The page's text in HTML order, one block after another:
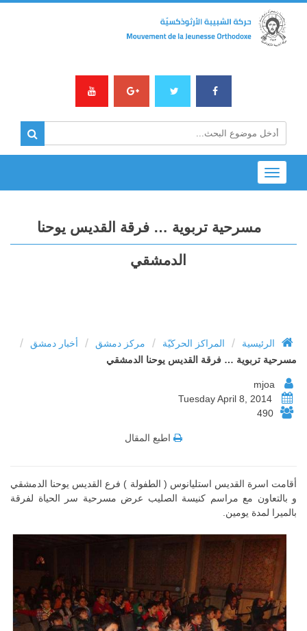
Toggle
navigation
مسرحية تربوية … فرقة القديس يوحنا
الدمشقي‏
الرئيسية / المراكز الحركيّة / مركز دمشق / أخبار دمشق /
مسرحية تربوية … فرقة القديس يوحنا الدمشقي‏
490
اطبع المقال
أقامت اسرة القديس استليانوس ( الطفولة ) فرع القديس يوحنا الدمشقي
و بالتعاون مع مراسم كنيسة الصليب عرض مسرحية سر الحياة لفرقة
بالميرا لمدة يومين.